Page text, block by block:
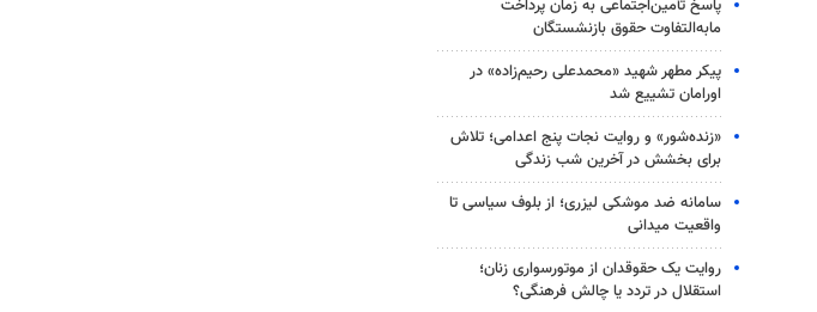
پاسخ تأمین‌اجتماعی به زمان پرداخت
مابه‌التفاوت حقوق بازنشستگان
پیکر مطهر شهید «محمدعلی رحیم‌زاده» در
اورامان تشییع شد
«زنده‌شور» و روایت نجات پنج اعدامی؛ تلاش
برای بخشش در آخرین شب زندگی
سامانه ضد موشکی لیزری؛ از بلوف سیاسی تا
واقعیت میدانی
روایت یک حقوقدان از موتورسواری زنان؛
استقلال در تردد یا چالش فرهنگی؟